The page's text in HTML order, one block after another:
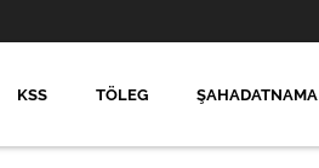
KSS TÖLEG ŞAHADATNAMA